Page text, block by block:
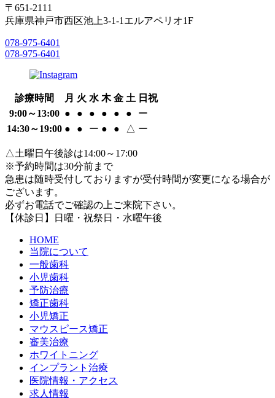
〒651-2111
兵庫県神戸市西区池上3-1-1エルアペリオ1F
078-975-6401
078-975-6401
診療時間 月 火 水 木 金 土 日祝
9:00～13:00 ● ● ● ● ● ●
ー
14:30～19:00 ● ● ー ● ● △ ー
△土曜日午後診は14:00～17:00
※予約時間は30分前まで
急患は随時受付しておりますが受付時間が変更になる場合が
ございます。
必ずお電話でご確認の上ご来院下さい。
【休診日】日曜・祝祭日・水曜午後
HOME
当院について
一般歯科
小児歯科
予防治療
矯正歯科
小児矯正
マウスピース矯正
審美治療
ホワイトニング
インプラント治療
医院情報・アクセス
求人情報